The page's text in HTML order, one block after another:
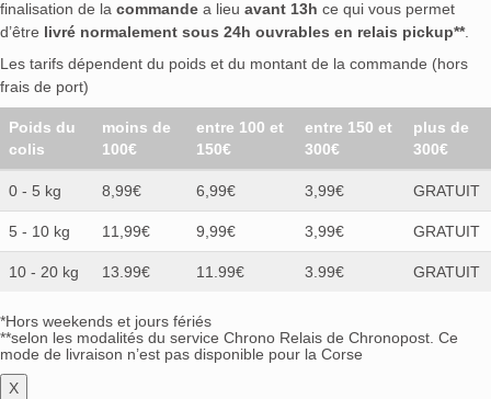
finalisation de la commande a lieu avant 13h ce qui vous permet
d’être livré normalement sous 24h ouvrables en relais pickup**.
Les tarifs dépendent du poids et du montant de la commande (hors
frais de port)
Poids du
colis
moins de
100€
entre 100 et
150€
entre 150 et
300€
plus de
300€
0 - 5 kg 8,99€ 6,99€ 3,99€ GRATUIT
5 - 10 kg 11,99€ 9,99€ 3,99€ GRATUIT
10 - 20 kg 13.99€ 11.99€ 3.99€ GRATUIT
*Hors weekends et jours fériés
**selon les modalités du service Chrono Relais de Chronopost. Ce
mode de livraison n’est pas disponible pour la Corse
X